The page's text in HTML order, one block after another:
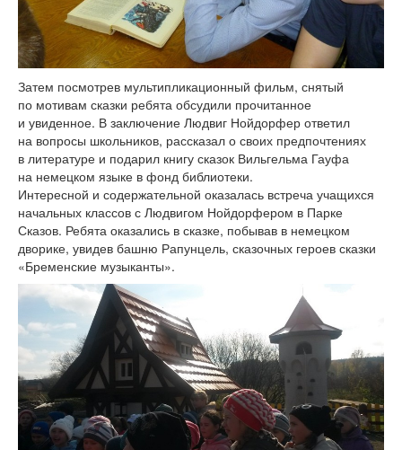
Затем посмотрев мультипликационный фильм, снятый
по мотивам сказки ребята обсудили прочитанное
и увиденное. В заключение Людвиг Нойдорфер ответил
на вопросы школьников, рассказал о своих предпочтениях
в литературе и подарил книгу сказок Вильгельма Гауфа
на немецком языке в фонд библиотеки.
Интересной и содержательной оказалась встреча учащихся
начальных классов с Людвигом Нойдорфером в Парке
Сказов. Ребята оказались в сказке, побывав в немецком
дворике, увидев башню Рапунцель, сказочных героев сказки
«Бременские музыканты».